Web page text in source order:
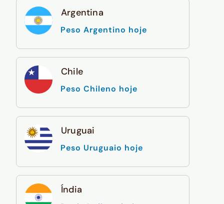
Argentina
Peso Argentino hoje
Chile
Peso Chileno hoje
Uruguai
Peso Uruguaio hoje
Índia